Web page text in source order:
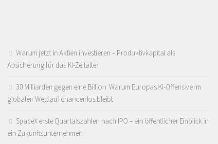
Warum jetzt in Aktien investieren – Produktivkapital als
Absicherung für das KI-Zeitalter
30 Milliarden gegen eine Billion: Warum Europas KI-Offensive im
globalen Wettlauf chancenlos bleibt
SpaceX erste Quartalszahlen nach IPO – ein öffentlicher Einblick in
ein Zukunftsunternehmen